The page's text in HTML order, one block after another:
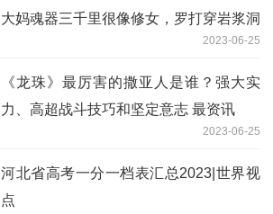
大妈魂器三千里很像修女，罗打穿岩浆洞
2023-06-25
《龙珠》最厉害的撒亚人是谁？强大实
力、高超战斗技巧和坚定意志 最资讯
2023-06-25
河北省高考一分一档表汇总2023|世界视
点